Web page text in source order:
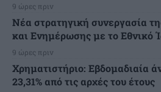
9 ώρες πριν
Νέα στρατηγική συνεργασία
και Ενημέρωσης με το Εθνικό
9 ώρες πριν
Χρηματιστήριο: Εβδομαδιαία
23,31% από τις αρχές του έτους